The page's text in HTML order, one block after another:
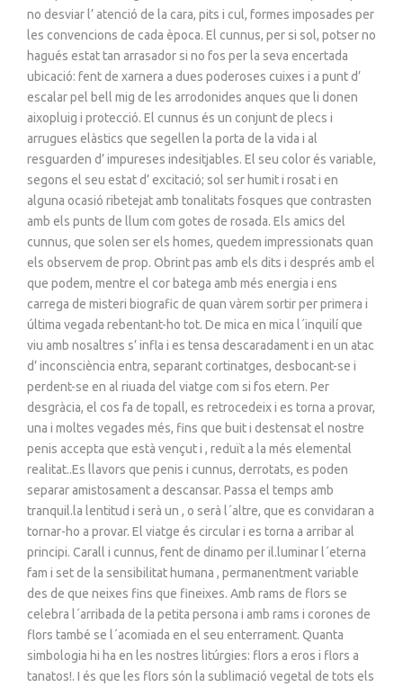
no desviar l’ atenció de la cara, pits i cul, formes imposades per
les convencions de cada època. El cunnus, per si sol, potser no
hagués estat tan arrasador si no fos per la seva encertada
ubicació: fent de xarnera a dues poderoses cuixes i a punt d’
escalar pel bell mig de les arrodonides anques que li donen
aixopluig i protecció. El cunnus és un conjunt de plecs i
arrugues elàstics que segellen la porta de la vida i al
resguarden d’ impureses indesitjables. El seu color és variable,
segons el seu estat d’ excitació; sol ser humit i rosat i en
alguna ocasió ribetejat amb tonalitats fosques que contrasten
amb els punts de llum com gotes de rosada. Els amics del
cunnus, que solen ser els homes, quedem impressionats quan
els observem de prop. Obrint pas amb els dits i després amb el
que podem, mentre el cor batega amb més energia i ens
carrega de misteri biografic de quan vàrem sortir per primera i
última vegada rebentant-ho tot. De mica en mica l´inquilí que
viu amb nosaltres s’ infla i es tensa descaradament i en un atac
d’ inconsciència entra, separant cortinatges, desbocant-se i
perdent-se en al riuada del viatge com si fos etern. Per
desgràcia, el cos fa de topall, es retrocedeix i es torna a provar,
una i moltes vegades més, fins que buit i destensat el nostre
penis accepta que està vençut i , reduït a la més elemental
realitat..Es llavors que penis i cunnus, derrotats, es poden
separar amistosament a descansar. Passa el temps amb
tranquil.la lentitud i serà un , o serà l´altre, que es convidaran a
tornar-ho a provar. El viatge és circular i es torna a arribar al
principi. Carall i cunnus, fent de dinamo per il.luminar l´eterna
fam i set de la sensibilitat humana , permanentment variable
des de que neixes fins que fineixes. Amb rams de flors se
celebra l´arribada de la petita persona i amb rams i corones de
flors també se l´acomiada en el seu enterrament. Quanta
simbologia hi ha en les nostres litúrgies: flors a eros i flors a
tanatos!. I és que les flors són la sublimació vegetal de tots els